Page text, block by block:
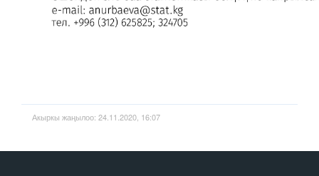
Акыркы жаңылоо: 24.11.2020, 16:07